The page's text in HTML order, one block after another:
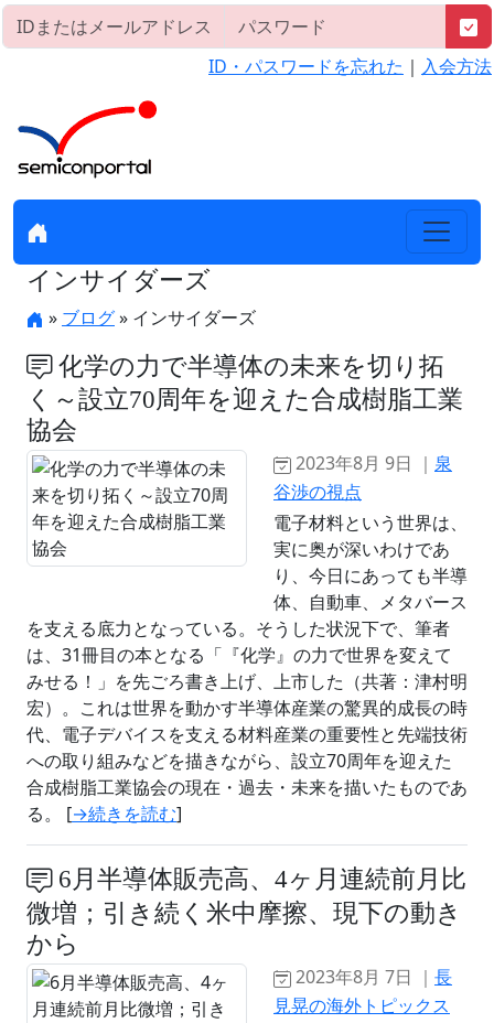
ID・パスワードを忘れた ｜ 入会方法
インサイダーズ
» ブログ» インサイダーズ
化学の力で半導体の未来を切り拓
く～設立70周年を迎えた合成樹脂工業
協会
2023年8月 9日 ｜ 泉
谷渉の視点
電子材料という世界は、
実に奥が深いわけであ
り、今日にあっても半導
体、自動車、メタバース
を支える底力となっている。そうした状況下で、筆者
は、31冊目の本となる「『化学』の力で世界を変えて
みせる！」を先ごろ書き上げ、上市した（共著：津村明
宏）。これは世界を動かす半導体産業の驚異的成長の時
代、電子デバイスを支える材料産業の重要性と先端技術
への取り組みなどを描きながら、設立70周年を迎えた
合成樹脂工業協会の現在・過去・未来を描いたものであ
る。 [→続きを読む]
6月半導体販売高、4ヶ月連続前月比
微増；引き続く米中摩擦、現下の動き
から
2023年8月 7日 ｜ 長
見晃の海外トピックス